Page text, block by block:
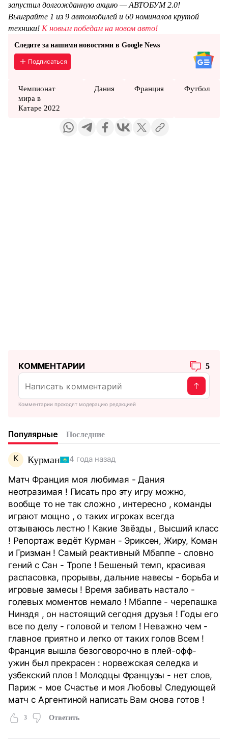
запустил долгожданную акцию — АВТОБУМ 2.0!
Выиграйте 1 из 9 автомобилей и 60 номиналов крутой
техники! К новым победам на новом авто!
Следите за нашими новостями в Google News
Подписаться
Чемпионат
мира в
Катаре 2022
Дания Франция Футбол
КОММЕНТАРИИ 5
Комментарии проходят модерацию редакцией
Популярные Последние
К Курман 4 года назад
Матч Франция моя любимая - Дания
неотразимая ! Писать про эту игру можно,
вообще то не так сложно , интересно , команды
играют мощно , о таких игроках всегда
отзываюсь лестно ! Какие Звёзды , Высший класс
! Репортаж ведёт Курман - Эриксен, Жиру, Коман
и Гризман ! Самый реактивный Мбаппе - словно
гений с Сан - Тропе ! Бешеный темп, красивая
распасовка, прорывы, дальние навесы - борьба и
игровые замесы ! Время забивать настало -
голевых моментов немало ! Мбаппе - черепашка
Нинздя , он настоящий сегодня друзья ! Годы его
все по делу - головой и телом ! Неважно чем -
главное приятно и легко от таких голов Всем !
Франция вышла безоговорочно в плей-офф-
ужин был прекрасен : норвежская селедка и
узбекский плов ! Молодцы Французы - нет слов,
Париж - мое Счастье и моя Любовь! Следующей
матч с Аргентиной написать Вам снова готов !
3 Ответить